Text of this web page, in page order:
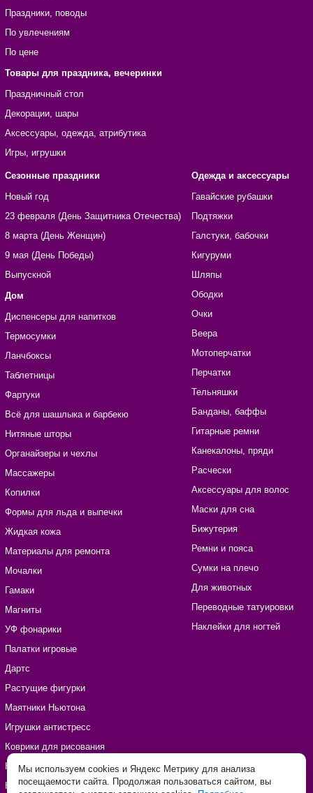
Праздники, поводы
По увлечениям
По цене
Товары для праздника, вечеринки
Праздничный стол
Декорации, шары
Аксессуары, одежда, атрибутика
Игры, игрушки
Сезонные праздники
Новый год
23 февраля (День Защитника Отечества)
8 марта (День Женщин)
9 мая (День Победы)
Выпускной
Дом
Диспенсеры для напитков
Термосумки
Ланчбоксы
Таблетницы
Фартуки
Всё для шашлыка и барбекю
Нитяные шторы
Органайзеры и чехлы
Массажеры
Копилки
Формы для льда и выпечки
Жидкая кожа
Материалы для ремонта
Мочалки
Гамаки
Магниты
УФ фонарики
Палатки игровые
Дартс
Растущие фигурки
Маятники Ньютона
Игрушки антистресс
Коврики для рисования
Наборы для рукоделия
Наклейки виниловые
Одежда и аксессуары
Гавайские рубашки
Подтяжки
Галстуки, бабочки
Кигуруми
Шляпы
Ободки
Очки
Веера
Мотоперчатки
Перчатки
Тельняшки
Банданы, баффы
Гитарные ремни
Канекалоны, пряди
Расчески
Аксессуары для волос
Маски для сна
Бижутерия
Ремни и пояса
Сумки на плечо
Для животных
Переводные татуировки
Наклейки для ногтей
Мы используем cookies и Яндекс Метрику для анализа
посещаемости сайта. Продолжая пользоваться сайтом, вы